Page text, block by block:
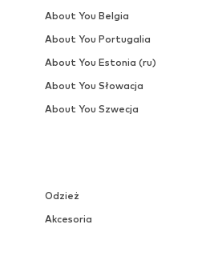
Odzież
Akcesoria
About You Belgia
About You Portugalia
About You Estonia (ru)
About You Słowacja
About You Szwecja